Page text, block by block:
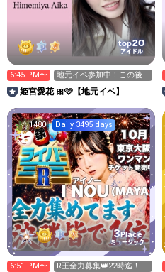
top20
アイドル
6:45 PM〜
地元イベ参加中！この後
妹も来ます👧🏻
姫宮愛花 🎀🩷【地元イベ】
1480 Daily 3495 days
3Place
ミュージック
6:51 PM〜
R王全力募集👑22時迄！明